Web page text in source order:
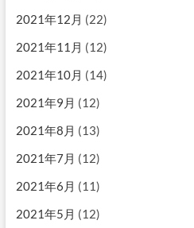
2021年12月 (22)
2021年11月 (12)
2021年10月 (14)
2021年9月 (12)
2021年8月 (13)
2021年7月 (12)
2021年6月 (11)
2021年5月 (12)